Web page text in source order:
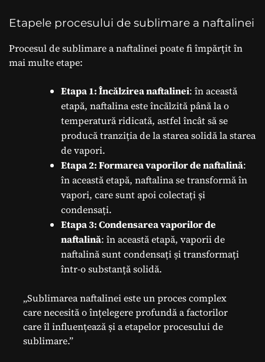
Etapele procesului de sublimare a naftalinei
Procesul de sublimare a naftalinei poate fi împărțit în
mai multe etape:
Etapa 1: Încălzirea naftalinei: în această
etapă, naftalina este încălzită până la o
temperatură ridicată, astfel încât să se
producă tranziția de la starea solidă la starea
de vapori.
Etapa 2: Formarea vaporilor de naftalină:
în această etapă, naftalina se transformă în
vapori, care sunt apoi colectați și
condensați.
Etapa 3: Condensarea vaporilor de
naftalină: în această etapă, vaporii de
naftalină sunt condensați și transformați
într-o substanță solidă.
„Sublimarea naftalinei este un proces complex
care necesită o înțelegere profundă a factorilor
care îl influențează și a etapelor procesului de
sublimare.”